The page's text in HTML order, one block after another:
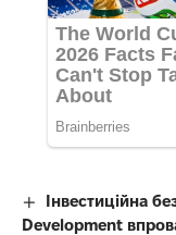
Інвестиційна
Development